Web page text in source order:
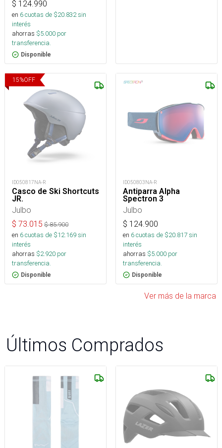
$ 124.990
en 6cuotas de $20.832sin
interés
ahorras $5.000 por
transferencia.
Disponible
15%OFF
ID050817NA-R
Casco de Ski Shortcuts
JR.
Julbo
$ 73.015 $85.900
en 6cuotas de $12.169sin
interés
ahorras $2.920 por
transferencia.
Disponible
ID050803NA-R
Antiparra Alpha
Spectron 3
Julbo
$ 124.900
en 6cuotas de $20.817sin
interés
ahorras $5.000 por
transferencia.
Disponible
Ver más de la marca
Últimos Comprados